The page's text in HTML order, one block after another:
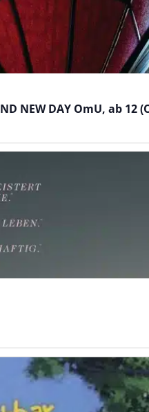
NEW DAY OmU, ab 12